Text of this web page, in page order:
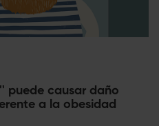
puede causar daño
a la obesidad